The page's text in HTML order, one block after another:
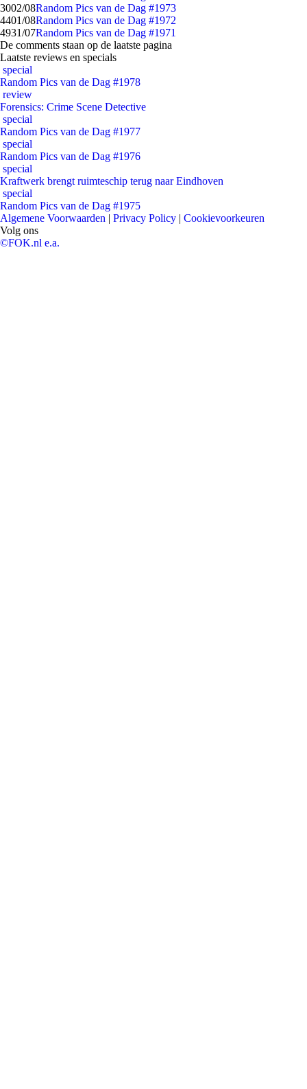
3002/08Random Pics van de Dag #1973
4401/08Random Pics van de Dag #1972
4931/07Random Pics van de Dag #1971
De comments staan op de laatste pagina
Laatste reviews en specials
special
Random Pics van de Dag #1978
review
Forensics: Crime Scene Detective
special
Random Pics van de Dag #1977
special
Random Pics van de Dag #1976
special
Kraftwerk brengt ruimteschip terug naar Eindhoven
special
Random Pics van de Dag #1975
Algemene Voorwaarden | Privacy Policy | Cookievoorkeuren
Volg ons
©FOK.nl e.a.